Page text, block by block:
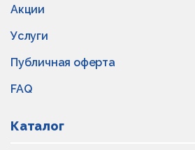
Акции
Услуги
Публичная оферта
FAQ
Каталог